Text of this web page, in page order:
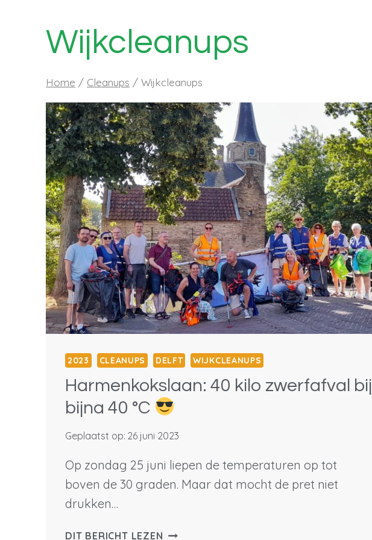
Wijkcleanups
Home / Cleanups / Wijkcleanups
2023 CLEANUPS DELFT WIJKCLEANUPS
Harmenkokslaan: 40 kilo zwerfafval bij
bijna 40 °C
Geplaatst op: 26 juni 2023
Op zondag 25 juni liepen de temperaturen op tot
boven de 30 graden. Maar dat mocht de pret niet
drukken…
DIT BERICHT LEZEN HARMENKOKSLAAN: